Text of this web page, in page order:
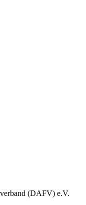
(DAFV) e.V.